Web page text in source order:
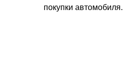
покупки автомобиля.